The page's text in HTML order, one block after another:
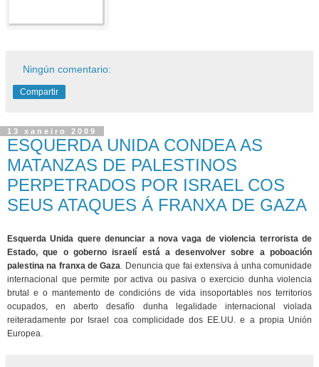
Ningún comentario:
Compartir
13 xaneiro 2009
ESQUERDA UNIDA CONDEA AS
MATANZAS DE PALESTINOS
PERPETRADOS POR ISRAEL COS
SEUS ATAQUES Á FRANXA DE GAZA
Esquerda Unida quere denunciar a nova vaga de violencia terrorista de
Estado, que o goberno israelí está a desenvolver sobre a poboación
palestina na franxa de Gaza
. Denuncia que fai extensiva á unha comunidade
internacional que permite por activa ou pasiva o exercicio dunha violencia
brutal e o mantemento de condicións de vida insoportables nos territorios
ocupados, en aberto desafío dunha legalidade internacional violada
reiteradamente por Israel coa complicidade dos EE.UU. e a propia Unión
Europea.